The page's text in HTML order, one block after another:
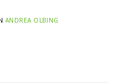
ANDREA OLBING